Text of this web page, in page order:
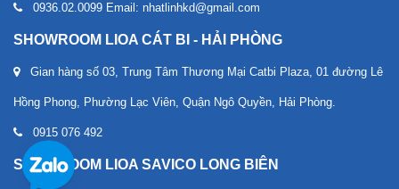
0936.02.0099 Email: nhatlinhkd@gmail.com
SHOWROOM LIOA CÁT BI - HẢI PHÒNG
Gian hàng số 03, Trung Tâm Thương Mại Catbi Plaza, 01 đường Lê
Hồng Phong, Phường Lạc Viên, Quận Ngô Quyền, Hải Phòng.
0915 076 492
SHOWROOM LIOA SAVICO LONG BIÊN